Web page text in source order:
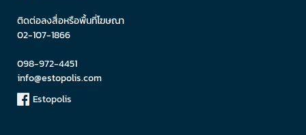
ติดต่อลงสื่อหรือพื้นที่โฆษณา
02-107-1866
098-972-4451
info@estopolis.com
Estopolis